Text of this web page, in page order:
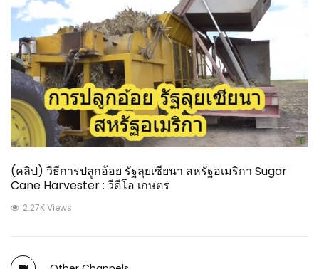
(คลิป) วิธีการปลูกอ้อย รัฐลุยเซียนา สหรัฐอเมริกา Sugar
Cane Harvester : วีดีโอ เกษตร
2.27K Views